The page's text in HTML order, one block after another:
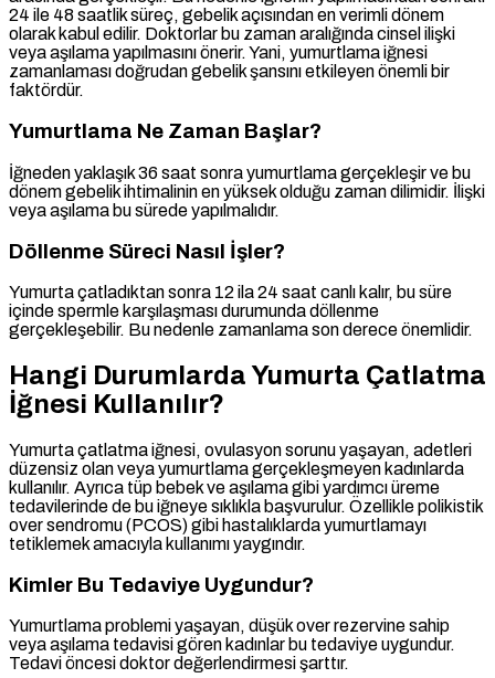
24 ile 48 saatlik süreç, gebelik açısından en verimli dönem
olarak kabul edilir. Doktorlar bu zaman aralığında cinsel ilişki
veya aşılama yapılmasını önerir. Yani, yumurtlama iğnesi
zamanlaması doğrudan gebelik şansını etkileyen önemli bir
faktördür.
Yumurtlama Ne Zaman Başlar?
İğneden yaklaşık 36 saat sonra yumurtlama gerçekleşir ve bu
dönem gebelik ihtimalinin en yüksek olduğu zaman dilimidir. İlişki
veya aşılama bu sürede yapılmalıdır.
Döllenme Süreci Nasıl İşler?
Yumurta çatladıktan sonra 12 ila 24 saat canlı kalır, bu süre
içinde spermle karşılaşması durumunda döllenme
gerçekleşebilir. Bu nedenle zamanlama son derece önemlidir.
Hangi Durumlarda Yumurta Çatlatma
İğnesi Kullanılır?
Yumurta çatlatma iğnesi, ovulasyon sorunu yaşayan, adetleri
düzensiz olan veya yumurtlama gerçekleşmeyen kadınlarda
kullanılır. Ayrıca tüp bebek ve aşılama gibi yardımcı üreme
tedavilerinde de bu iğneye sıklıkla başvurulur. Özellikle polikistik
over sendromu (PCOS) gibi hastalıklarda yumurtlamayı
tetiklemek amacıyla kullanımı yaygındır.
Kimler Bu Tedaviye Uygundur?
Yumurtlama problemi yaşayan, düşük over rezervine sahip
veya aşılama tedavisi gören kadınlar bu tedaviye uygundur.
Tedavi öncesi doktor değerlendirmesi şarttır.